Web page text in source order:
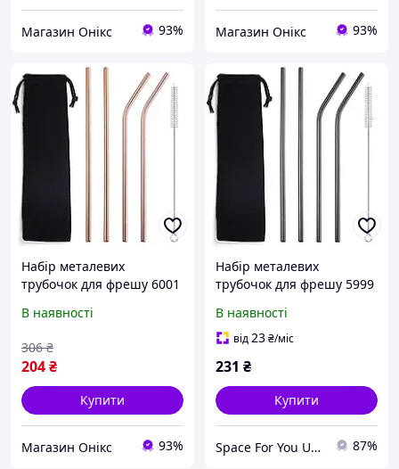
Магазин Онікс 93% Магазин Онікс 93%
Набір металевих
трубочок для фрешу 6001
хороша якість
В наявності
204₴
306 ₴
Купити
Магазин Онікс 93%
Набір металевих
трубочок для фрешу 5999
В наявності
від23₴/міс
231 ₴
Купити
Space For You UA - STORE 87%